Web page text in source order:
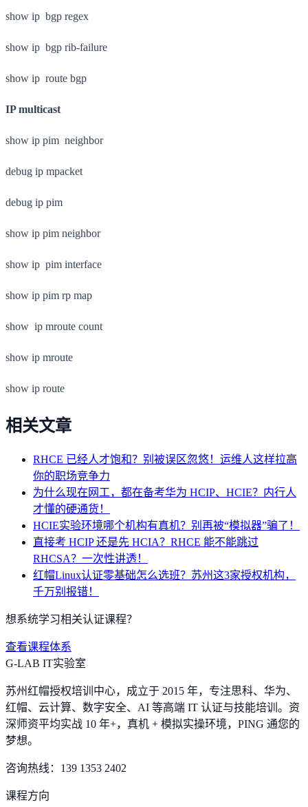
show ip bgp regex
show ip bgp rib-failure
show ip route bgp
IP multicast
show ip pim neighbor
debug ip mpacket
debug ip pim
show ip pim neighbor
show ip pim interface
show ip pim rp map
show ip mroute count
show ip mroute
show ip route
相关文章
RHCE 已经人才饱和？别被误区忽悠！运维人这样拉高
你的职场竞争力
为什么现在网工，都在备考华为 HCIP、HCIE？内行人
才懂的硬通货！
HCIE实验环境哪个机构有真机？别再被“模拟器”骗了！
直接考 HCIP 还是先 HCIA？RHCE 能不能跳过
RHCSA？一次性讲透！
红帽Linux认证零基础怎么选班？苏州这3家授权机构，
千万别报错！
想系统学习相关认证课程？
查看课程体系
G-LAB IT实验室
苏州红帽授权培训中心，成立于 2015 年，专注思科、华为、
红帽、云计算、数字安全、AI 等高端 IT 认证与技能培训。资
深师资平均实战 10 年+，真机 + 模拟实操环境， PING 通您的
梦想。
咨询热线： 139 1353 2402
课程方向